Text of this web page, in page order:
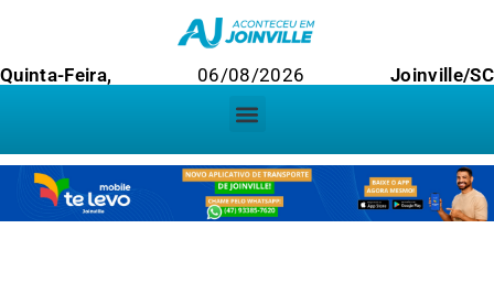
Quinta-Feira, 06/08/2026 Joinville/SC